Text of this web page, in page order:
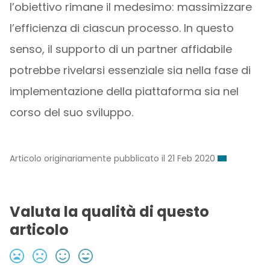
l’obiettivo rimane il medesimo: massimizzare
l’efficienza di ciascun processo. In questo
senso, il supporto di un partner affidabile
potrebbe rivelarsi essenziale sia nella fase di
implementazione della piattaforma sia nel
corso del suo sviluppo.
Articolo originariamente pubblicato il 21 Feb 2020
Valuta la qualità di questo
articolo